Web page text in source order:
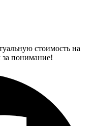
стоимость на
понимание!